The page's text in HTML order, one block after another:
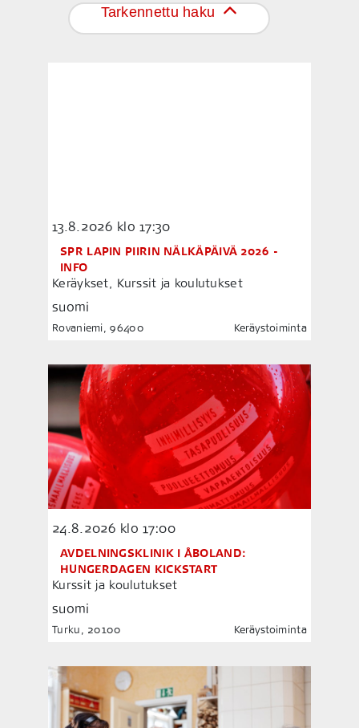
Tarkennettu haku
13.8.2026 klo 17:30
SPR LAPIN PIIRIN NÄLKÄPÄIVÄ 2026 -
INFO
Keräykset, Kurssit ja koulutukset
suomi
Rovaniemi, 96400 Keräystoiminta
24.8.2026 klo 17:00
AVDELNINGSKLINIK I ÅBOLAND:
HUNGERDAGEN KICKSTART
Kurssit ja koulutukset
suomi
Turku, 20100 Keräystoiminta